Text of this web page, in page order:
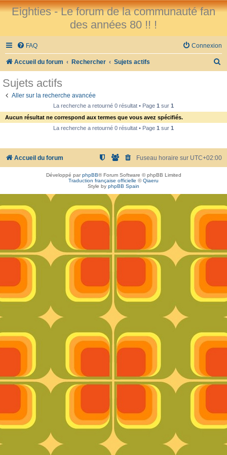
Eighties - Le forum de la communauté fan
des années 80 !! !
FAQ Connexion
Accueil du forum Rechercher Sujets actifs
e
Sujets actifs
Aller sur la recherche avancée
La recherche a retourné 0 résultat • Page 1 sur 1
Aucun résultat ne correspond aux termes que vous avez spécifiés.
La recherche a retourné 0 résultat • Page 1 sur 1
Accueil du forum Fuseau horaire sur UTC+02:00
Développé parphpBB® Forum Software © phpBB Limited
Traduction française officielle ©Qiaeru
Style by phpBB Spain